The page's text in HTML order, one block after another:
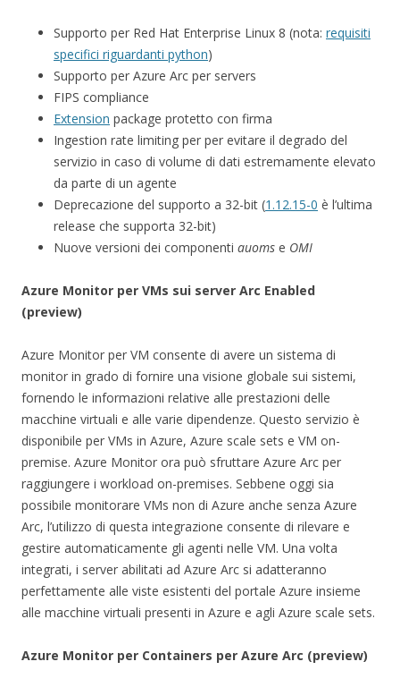
Supporto per Red Hat Enterprise Linux 8 (nota: requisiti
specifici riguardanti python)
Supporto per Azure Arc per servers
FIPS compliance
Extension package protetto con firma
Ingestion rate limiting per per evitare il degrado del
servizio in caso di volume di dati estremamente elevato
da parte di un agente
Deprecazione del supporto a 32-bit (1.12.15-0 è l’ultima
release che supporta 32-bit)
Nuove versioni dei componenti auoms e OMI
Azure Monitor per VMs sui server Arc Enabled
(preview)
Azure Monitor per VM consente di avere un sistema di
monitor in grado di fornire una visione globale sui sistemi,
fornendo le informazioni relative alle prestazioni delle
macchine virtuali e alle varie dipendenze. Questo servizio è
disponibile per VMs in Azure, Azure scale sets e VM on-
premise. Azure Monitor ora può sfruttare Azure Arc per
raggiungere i workload on-premises. Sebbene oggi sia
possibile monitorare VMs non di Azure anche senza Azure
Arc, l’utilizzo di questa integrazione consente di rilevare e
gestire automaticamente gli agenti nelle VM. Una volta
integrati, i server abilitati ad Azure Arc si adatteranno
perfettamente alle viste esistenti del portale Azure insieme
alle macchine virtuali presenti in Azure e agli Azure scale sets.
Azure Monitor per Containers per Azure Arc (preview)